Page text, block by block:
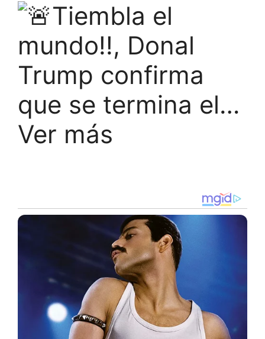
Tiembla el
mundo!!, Donal
Trump confirma
que se termina el…
Ver más